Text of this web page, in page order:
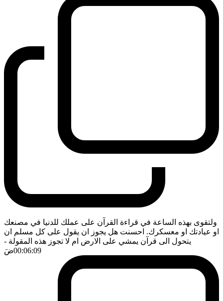
ولتقوى بهذه الساعة في قراءة القرآن على عملك للدنيا في مصنعك
او عيادتك او معسكرك. احسنت هل يجوز ان يقول على كل مسلم ان
يتحول الى قرآن يمشي على الارض ام لا تجوز هذه المقولة -
00:06:09ضَ